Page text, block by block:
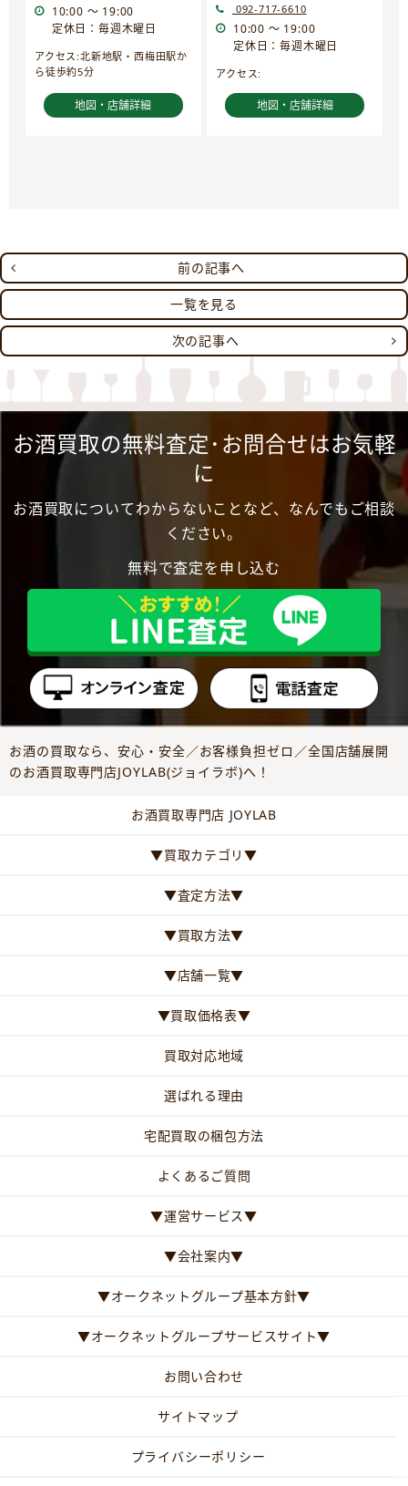
10:00 ～ 19:00
定休日：毎週木曜日
アクセス:北新地駅・西梅田駅か
ら徒歩約5分
地図・店舗詳細
092-717-6610
10:00 ～ 19:00
定休日：毎週木曜日
アクセス:
地図・店舗詳細
前の記事へ
一覧を見る
次の記事へ
お酒買取の無料査定･お問合せはお気軽
に
お酒買取についてわからないことなど、なんでもご相談
ください。
無料で査定を申し込む
お酒の買取なら、安心・安全／お客様負担ゼロ／全国店舗展開
のお酒買取専門店JOYLAB(ジョイラボ)へ！
お酒買取専門店 JOYLAB
▼買取カテゴリ▼
▼査定方法▼
▼買取方法▼
▼店舗一覧▼
▼買取価格表▼
買取対応地域
選ばれる理由
宅配買取の梱包方法
よくあるご質問
▼運営サービス▼
▼会社案内▼
▼オークネットグループ基本方針▼
▼オークネットグループサービスサイト▼
お問い合わせ
サイトマップ
プライバシーポリシー